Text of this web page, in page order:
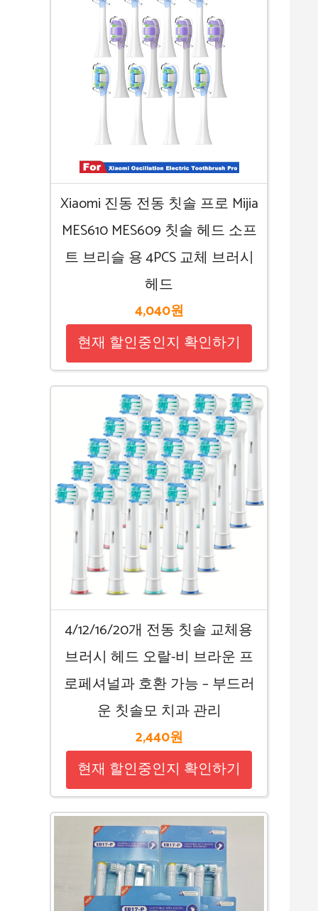
Xiaomi 진동 전동 칫솔 프로 Mijia
MES610 MES609 칫솔 헤드 소프
트 브리슬 용 4PCS 교체 브러시
헤드
4,040원
현재 할인중인지 확인하기
4/12/16/20개 전동 칫솔 교체용
브러시 헤드 오랄-비 브라운 프
로페셔널과 호환 가능 – 부드러
운 칫솔모 치과 관리
2,440원
현재 할인중인지 확인하기